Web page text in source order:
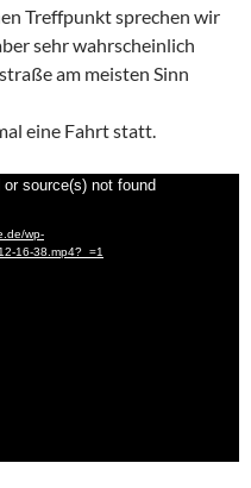
Treffpunkt sprechen wir
sehr wahrscheinlich
am meisten Sinn
eine Fahrt statt.
source(s) not found
wp-
16-38.mp4?_=1